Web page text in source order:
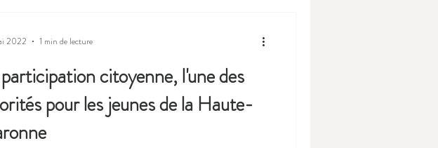
citoyenne, l'une des
pour les jeunes de la Haute-
2022 1 min de lecture